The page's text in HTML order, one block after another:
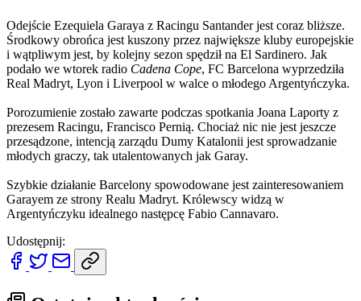
Odejście Ezequiela Garaya z Racingu Santander jest coraz bliższe.
Środkowy obrońca jest kuszony przez największe kluby europejskie
i wątpliwym jest, by kolejny sezon spędził na El Sardinero. Jak
podało we wtorek radio Cadena Cope, FC Barcelona wyprzedziła
Real Madryt, Lyon i Liverpool w walce o młodego Argentyńczyka.
Porozumienie zostało zawarte podczas spotkania Joana Laporty z
prezesem Racingu, Francisco Pernią. Chociaż nic nie jest jeszcze
przesądzone, intencją zarządu Dumy Katalonii jest sprowadzanie
młodych graczy, tak utalentowanych jak Garay.
Szybkie działanie Barcelony spowodowane jest zainteresowaniem
Garayem ze strony Realu Madryt. Królewscy widzą w
Argentyńczyku idealnego następcę Fabio Cannavaro.
Udostępnij: